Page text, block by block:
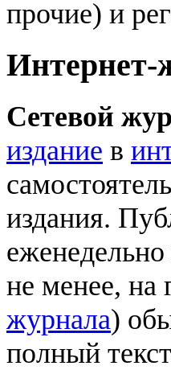
прочие) и
Интернет-
Сетевой
издание в
издания.
не менее, на
журнала)
полный